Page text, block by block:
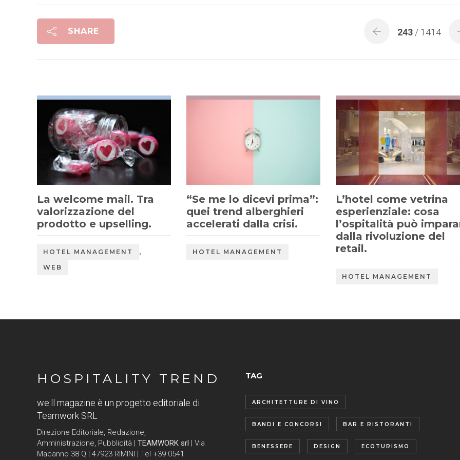
SHARE 243 / 1414
La welcome mail. Tra
valorizzazione del
prodotto e upselling.
HOTEL MANAGEMENT ,
WEB
“Se me lo dicevi prima”:
quei trend alberghieri
accelerati dalla crisi.
HOTEL MANAGEMENT
L’hotel come vetrina
esperienziale: cosa
l’ospitalità può
dalla rivoluzione del
retail.
HOTEL MANAGEMENT
HOSPITALITY TREND
we:ll magazine è un progetto editoriale di
Teamwork SRL
Direzione Editoriale, Redazione,
Amministrazione, Pubblicità | TEAMWORK srl | Via
Macanno 38 Q | 47923 RIMINI | Tel +39 0541
TAG
ARCHITETTURE DI VINO
BANDI E CONCORSI BAR E RISTORANTI
BENESSERE DESIGN ECOTURISMO